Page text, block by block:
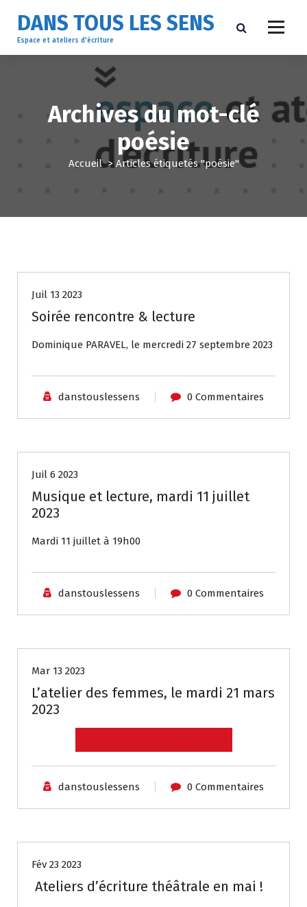
e
DANS TOUS LES SENS
Espace et ateliers d'écriture
Archives du mot-clé
poésie
Accueil> Articles étiquetés "poésie"
Juil 13 2023
Soirée rencontre & lecture
Dominique PARAVEL, le mercredi 27 septembre 2023
danstouslessens 0 Commentaires
Juil 6 2023
Musique et lecture, mardi 11 juillet
2023
Mardi 11 juillet à 19h00
danstouslessens 0 Commentaires
Mar 13 2023
L’atelier des femmes, le mardi 21 mars
2023
danstouslessens 0 Commentaires
Fév 23 2023
Ateliers d’écriture théâtrale en mai !